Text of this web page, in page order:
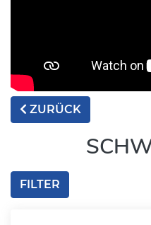
ZURÜCK
FILTER